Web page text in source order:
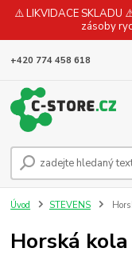
⚠️ LIKVIDACE SKLADU
zásoby
+420 774 458 618
Úvod STEVENS
Horská kola